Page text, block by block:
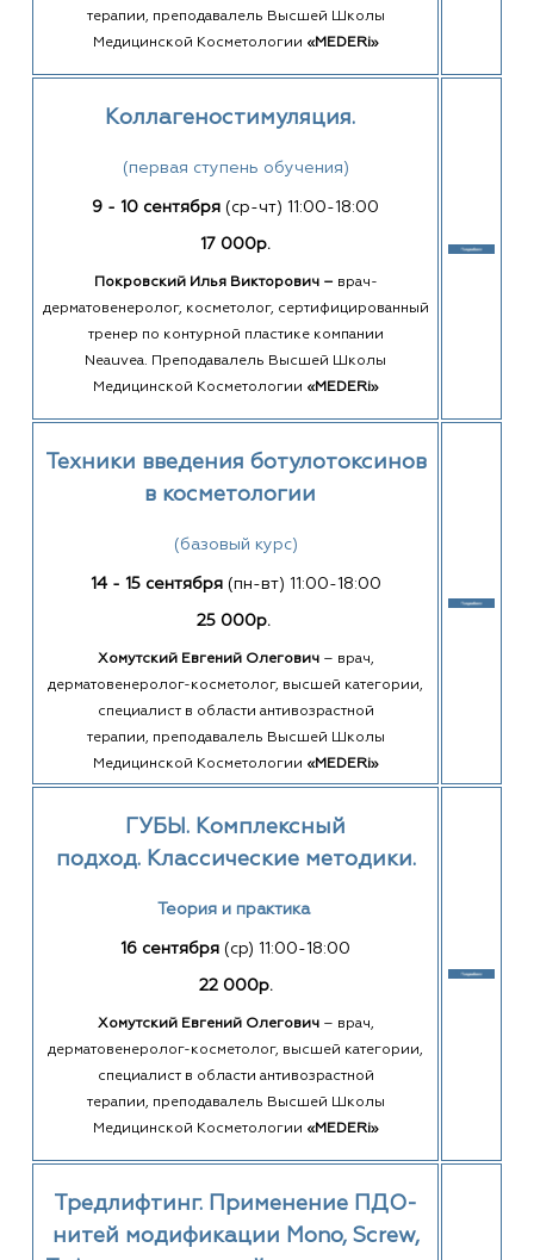
терапии, преподавалель Высшей Школы
Медицинской Косметологии «MEDERi»
Коллагеностимуляция.
(первая ступень обучения)
9 - 10 сентября (ср-чт) 11:00-18:00
17 000р.
Покровский Илья Викторович – врач-
дерматовенеролог, косметолог, сертифицированный
тренер по контурной пластике компании
Neauvea. Преподавалель Высшей Школы
Медицинской Косметологии «MEDERi»
Техники введения ботулотоксинов
в косметологии
(базовый курс)
14 - 15 сентября(пн-вт) 11:00-18:00
25 000р.
Хомутский Евгений Олегович– врач,
дерматовенеролог-косметолог, высшей категории,
специалист в области антивозрастной
терапии, преподавалель Высшей Школы
Медицинской Косметологии «MEDERi»
ГУБЫ. Комплексный
подход. Классические методики.
Теория и практика
16 сентября (ср) 11:00-18:00
22 000р.
Хомутский Евгений Олегович– врач,
дерматовенеролог-косметолог, высшей категории,
специалист в области антивозрастной
терапии, преподавалель Высшей Школы
Медицинской Косметологии «MEDERi»
Тредлифтинг. Применение ПДО-
нитей модификации Mono, Screw,